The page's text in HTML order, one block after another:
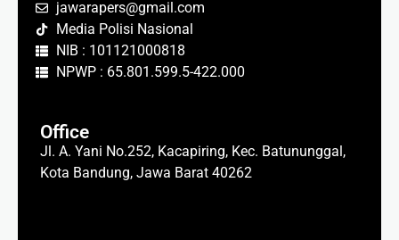
jawarapers@gmail.com
Media Polisi Nasional
NIB : 101121000818
NPWP : 65.801.599.5-422.000
Office
Jl. A. Yani No.252, Kacapiring, Kec. Batununggal,
Kota Bandung, Jawa Barat 40262